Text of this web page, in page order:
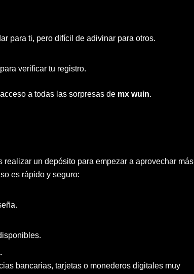
para ti, pero difícil de adivinar para otros.
verificar tu registro.
a todas las sorpresas de mx wuin.
un depósito para empezar a aprovechar más
es rápido y seguro:
bancarias, tarjetas o monederos digitales muy